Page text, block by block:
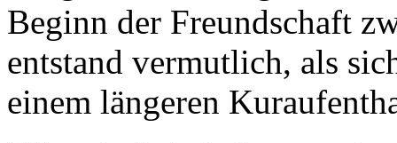
Beginn der Freundschaft
entstand vermutlich, als
einem längeren